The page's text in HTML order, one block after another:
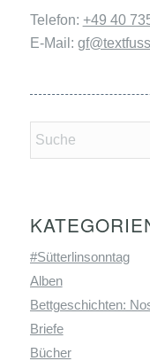
Telefon: +49 40
E-Mail:
#Sütterlinsonntag
Alben
Bettgeschichten:
Briefe
Bücher